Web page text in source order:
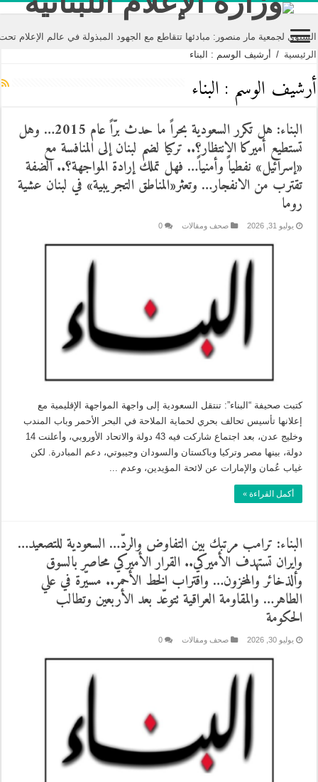
مار منصور: مبادئها تتقاطع مع الجهود المبذولة في عالم الإعلام تحت مسمى
الرئيسية / أرشيف الوسم : البناء
أرشيف الوسم : البناء
البناء: هل تكرر السعودية بحراً ما حدث برّاً عام 2015… وهل
تستطيع أميركا الانتظار؟.. تركيا لضم لبنان إلى المنافسة مع
«إسرائيل» نفطياً وأمنياً… فهل تملك إرادة المواجهة؟.. الضفة
تقترب من الانفجار… وتعثر«المناطق التجريبية» في لبنان عشية
روما
يوليو 31, 2026 صحف ومقالات 0
كتبت صحيفة “البناء”: تنتقل السعودية إلى واجهة المواجهة الإقليمية مع
إعلانها تأسيس تحالف بحري لحماية الملاحة في البحر الأحمر وباب المندب
وخليج عدن، بعد اجتماع شاركت فيه 43 دولة والاتحاد الأوروبي، وأعلنت 14
دولة، بينها مصر وتركيا وباكستان والسودان وجيبوتي، دعم المبادرة. لكن
غياب عُمان والإمارات عن لائحة المؤيدين، وعدم ...
أكمل القراءة »
البناء: ترامب مرتبك بين التفاوض والردّ… السعودية للتصعيد…
وإيران تستهدف الأميركي.. القرار الأميركي محاصر بالسوق
والذخائر والمخزون… واقتراب الخط الأحمر.. مسيّرة في علي
الطاهر… والمقاومة العراقية تتوعّد بعد الأربعين وتطالب
الحكومة
يوليو 30, 2026 صحف ومقالات 0